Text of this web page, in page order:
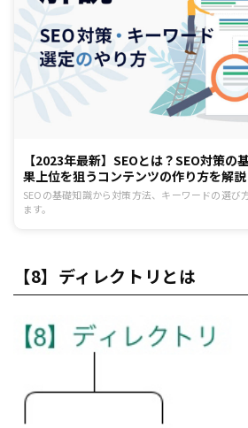
【2023年最新】SEOとは？SEO対策の
果上位を狙うコンテンツの作り方を解説
SEOの基礎知識から対策方法、キーワードの選び
ます。
【8】ディレクトリとは